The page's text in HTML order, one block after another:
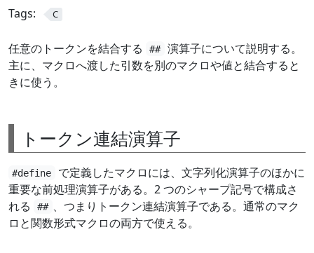
Tags: C
任意のトークンを結合する ## 演算子について説明する。
主に、マクロへ渡した引数を別のマクロや値と結合すると
きに使う。
トークン連結演算子
#define
で定義したマクロには、文字列化演算子のほかに
重要な前処理演算子がある。2 つのシャープ記号で構成さ
れる
## 、つまりトークン連結演算子である。通常のマク
ロと関数形式マクロの両方で使える。